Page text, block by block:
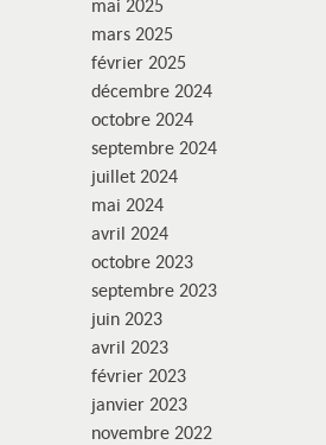
mai 2025
mars 2025
février 2025
décembre 2024
octobre 2024
septembre 2024
juillet 2024
mai 2024
avril 2024
octobre 2023
septembre 2023
juin 2023
avril 2023
février 2023
janvier 2023
novembre 2022